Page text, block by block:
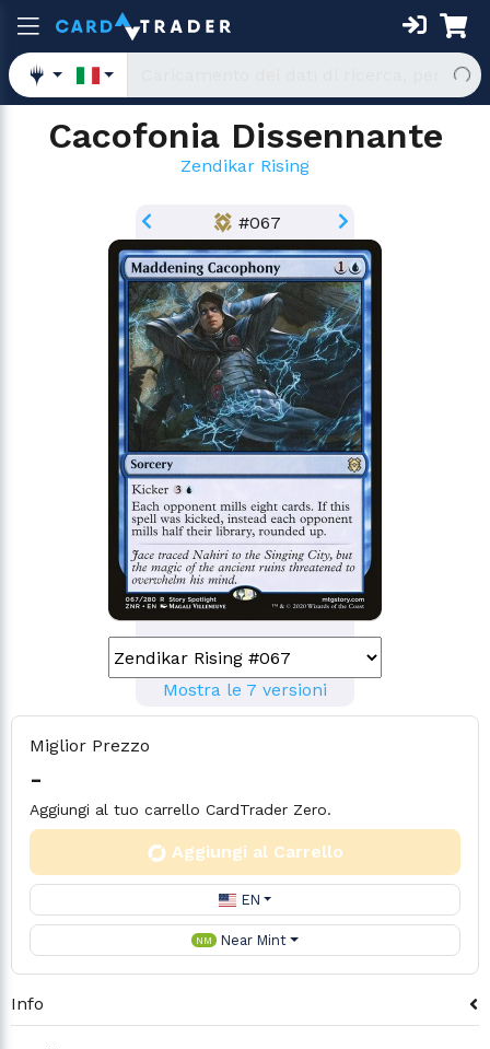
Cacofonia Dissennante
Zendikar Rising
#067
Mostra le 7 versioni
Miglior Prezzo
-
Aggiungi al tuo carrello CardTrader Zero.
Aggiungi al Carrello
EN
NM Near Mint
Info